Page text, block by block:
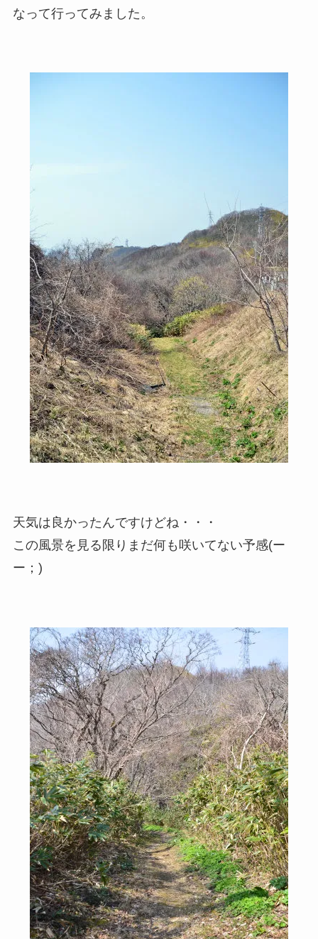
なって行ってみました。
天気は良かったんですけどね・・・
この風景を見る限りまだ何も咲いてない予感(ー
ー；)